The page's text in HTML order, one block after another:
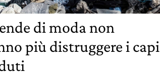
di moda non
più distruggere i capi